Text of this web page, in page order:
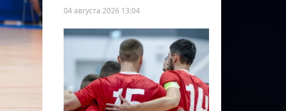
04 августа 2026 13:04